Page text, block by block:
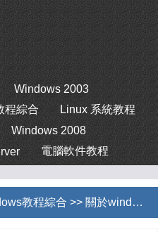
Windows 2003
程綜合
Linux 系統教程
Windows 2008
電腦軟件教程
教程綜合 >> 關於windows